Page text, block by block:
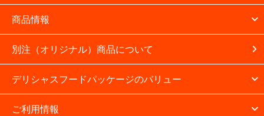
商品情報
別注（オリジナル）商品について
デリシャスフードパッケージのバリュー
ご利用情報